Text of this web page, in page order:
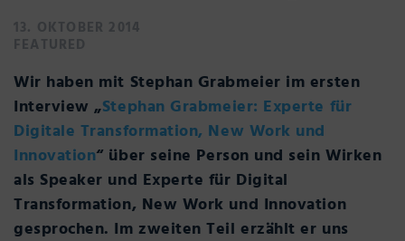
13. OKTOBER 2014
FEATURED
Wir haben mit Stephan Grabmeier im ersten
Interview „Stephan Grabmeier: Experte für
Digitale Transformation, New Work und
Innovation“ über seine Person und sein Wirken
als Speaker und Experte für Digital
Transformation, New Work und Innovation
gesprochen. Im zweiten Teil erzählt er uns